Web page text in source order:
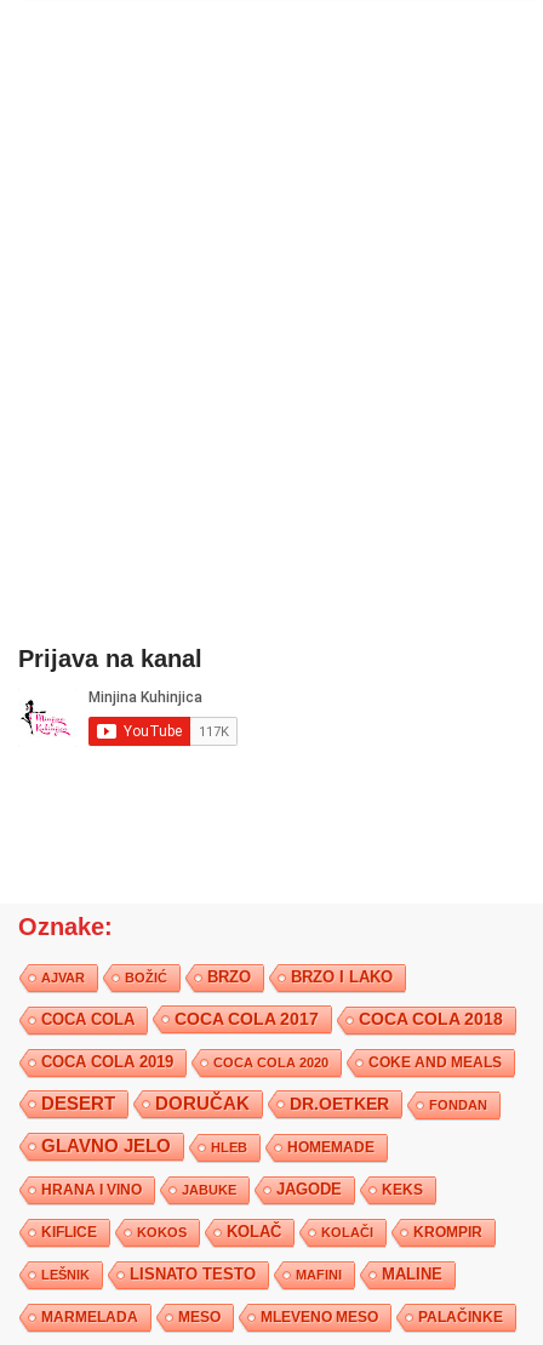
Prijava na kanal
Oznake:
AJVAR BOŽIĆ BRZO BRZO I LAKO
COCA COLA COCA COLA 2017 COCA COLA 2018
COCA COLA 2019 COCA COLA 2020 COKE AND MEALS
DESERT DORUČAK DR.OETKER FONDAN
GLAVNO JELO HLEB HOMEMADE
HRANA I VINO JABUKE JAGODE KEKS
KIFLICE KOKOS KOLAČ KOLAČI KROMPIR
LEŠNIK LISNATO TESTO MAFINI MALINE
MARMELADA MESO MLEVENO MESO PALAČINKE